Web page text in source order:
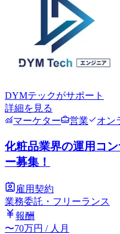
DYMテックがサポート
詳細を見る
マーケター
営業 オン
化粧品業界の運用コ
ー募集！
雇用契約
業務委託・フリーランス
報酬
〜70万円 / 人月